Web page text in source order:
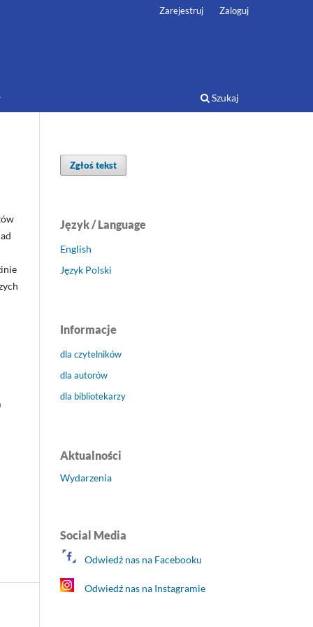
Szukaj
Zarejestruj Zaloguj
Zgłoś tekst
Język / Language
English
Język Polski
Informacje
dla czytelników
dla autorów
dla bibliotekarzy
Aktualności
Wydarzenia
Social Media
Odwiedż nas na Facebooku
Odwiedź nas na Instagramie